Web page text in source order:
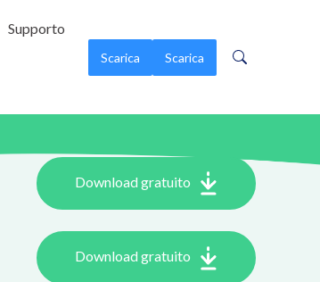
Supporto
Scarica Scarica
Download gratuito
Download gratuito